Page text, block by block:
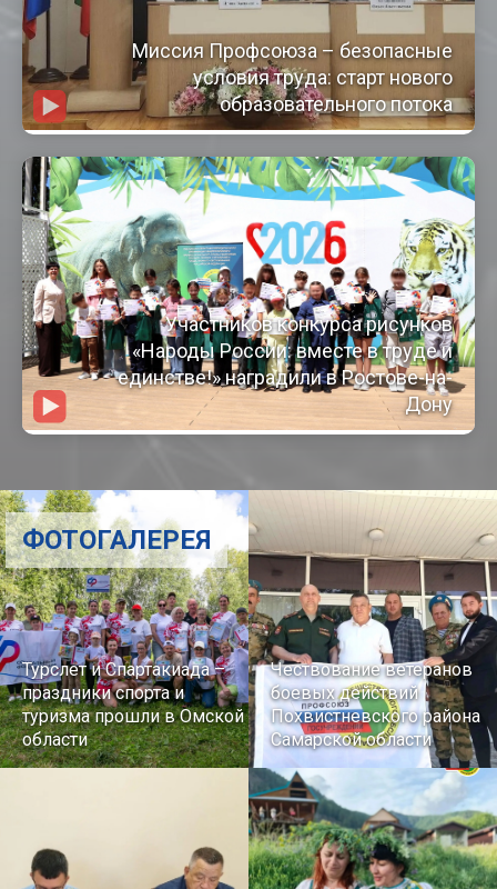
Миссия Профсоюза – безопасные
условия труда: старт нового
образовательного потока
Участников конкурса рисунков
«Народы России: вместе в труде и
единстве!» наградили в Ростове-на-
Дону
Турслет и Спартакиада –
праздники спорта и
туризма прошли в Омской
области
Чествование ветеранов
боевых действий
Похвистневского района
Самарской области
ФОТОГАЛЕРЕЯ